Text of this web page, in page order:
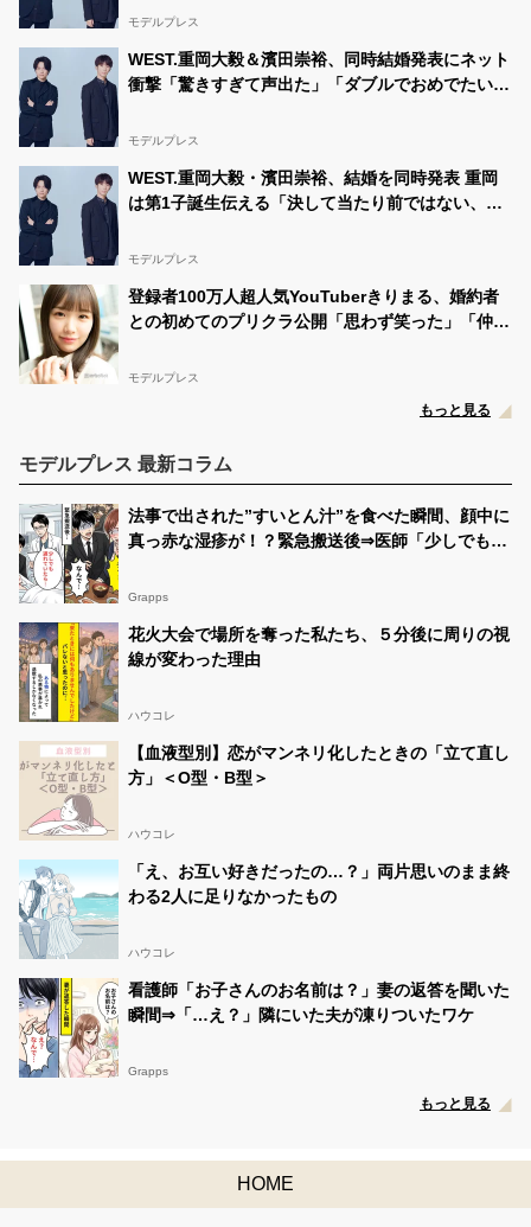
モデルプレス
WEST.重岡大毅＆濱田崇裕、同時結婚発表にネット
衝撃「驚きすぎて声出た」「ダブルでおめでたい」
モデルプレス
WEST.重岡大毅・濱田崇裕、結婚を同時発表 重岡
は第1子誕生伝える「決して当たり前ではない、尊
モデルプレス
登録者100万人超人気YouTuberきりまる、婚約者
との初めてのプリクラ公開「思わず笑った」「仲良
モデルプレス
もっと見る
モデルプレス 最新コラム
法事で出された”すいとん汁”を食べた瞬間、顔中に
真っ赤な湿疹が！？緊急搬送後⇒医師「少しでも遅
Grapps
花火大会で場所を奪った私たち、５分後に周りの視
線が変わった理由
ハウコレ
【血液型別】恋がマンネリ化したときの「立て直し
方」＜O型・B型＞
ハウコレ
「え、お互い好きだったの…？」両片思いのまま終
わる2人に足りなかったもの
ハウコレ
看護師「お子さんのお名前は？」妻の返答を聞いた
瞬間⇒「…え？」隣にいた夫が凍りついたワケ
Grapps
もっと見る
HOME